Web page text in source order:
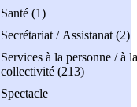
Santé (1)
Secrétariat / Assistanat (2)
Services à la personne / à la
collectivité (213)
Spectacle